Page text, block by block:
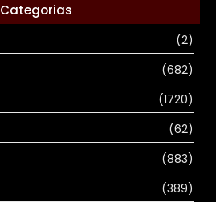
Categorias
(2)
(682)
(1720)
(62)
(883)
(389)